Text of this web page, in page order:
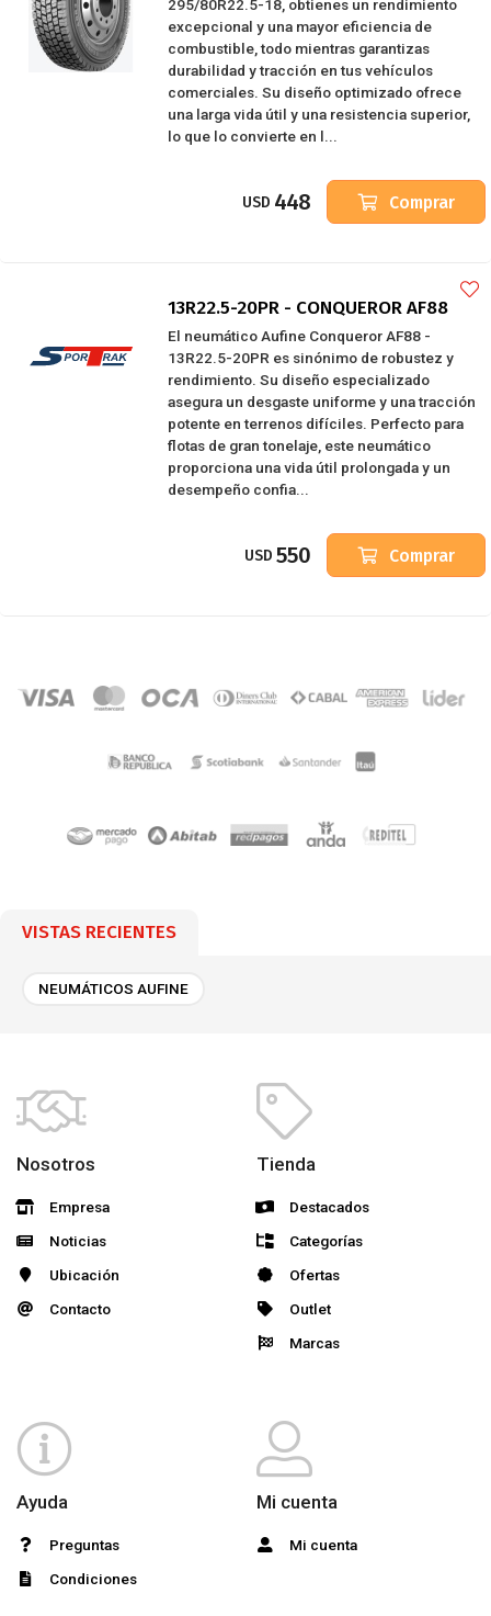
295/80R22.5-18, obtienes un rendimiento
excepcional y una mayor eficiencia de
combustible, todo mientras garantizas
durabilidad y tracción en tus vehículos
comerciales. Su diseño optimizado ofrece
una larga vida útil y una resistencia superior,
lo que lo convierte en l...
USD 448 Comprar
13R22.5-20PR - CONQUEROR AF88
El neumático Aufine Conqueror AF88 -
13R22.5-20PR es sinónimo de robustez y
rendimiento. Su diseño especializado
asegura un desgaste uniforme y una tracción
potente en terrenos difíciles. Perfecto para
flotas de gran tonelaje, este neumático
proporciona una vida útil prolongada y un
desempeño confia...
USD 550 Comprar
VISTAS RECIENTES
NEUMÁTICOS AUFINE
Nosotros
Empresa
Noticias
Ubicación
Contacto
Tienda
Destacados
Categorías
Ofertas
Outlet
Marcas
Ayuda
Preguntas
Condiciones
Mi cuenta
Mi cuenta